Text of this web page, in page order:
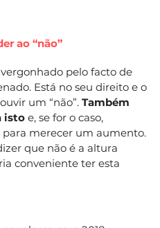
ao “não”
pelo facto de
Está no seu direito e o
um “não”. Também
isto e, se for o caso,
merecer um aumento.
que não é a altura
conveniente ter esta